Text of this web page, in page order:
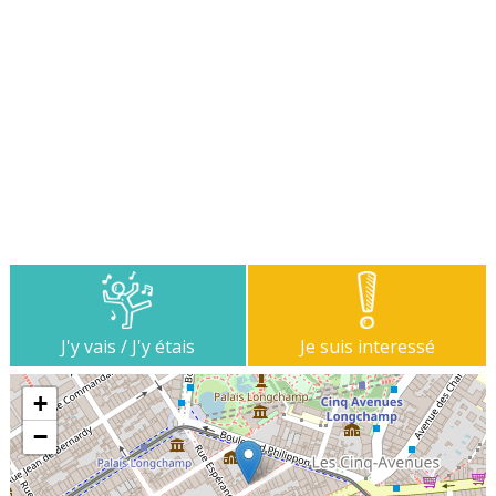
J'y vais / J'y étais Je suis interessé
+
−